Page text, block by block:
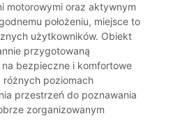
motorowymi oraz aktywnym
położeniu, miejsce to
użytkowników. Obiekt
przygotowaną
bezpieczne i komfortowe
różnych poziomach
przestrzeń do poznawania
zorganizowanym